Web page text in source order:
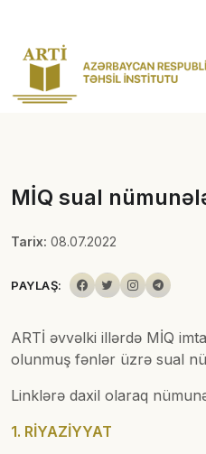
MİQ sual
Tarix: 08.07.2022
PAYLAŞ:
ARTİ əvvəlki illərdə MİQ
olunmuş fənlər üzrə sual
Linklərə daxil olaraq
1. RİYAZİYYAT